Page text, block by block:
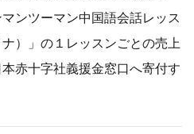
ンツーマン中国語会話レッス
）」の１レッスンごとの売上
赤十字社義援金窓口へ寄付す